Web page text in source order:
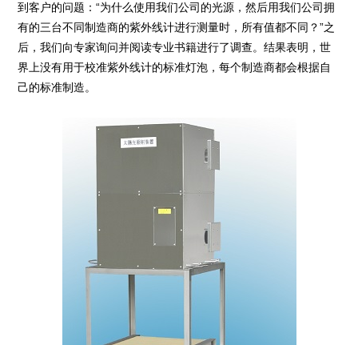
到客户的问题：“为什么使用我们公司的光源，然后用我们公司拥
有的三台不同制造商的紫外线计进行测量时，所有值都不同？”之
后，我们向专家询问并阅读专业书籍进行了调查。结果表明，世
界上没有用于校准紫外线计的标准灯泡，每个制造商都会根据自
己的标准制造。